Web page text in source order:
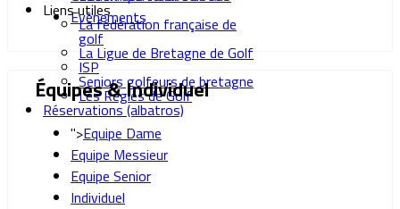
Liens utiles
La fédération française de
golf
La Ligue de Bretagne de Golf
ISP
Seniors golfeurs de bretagne
Les Règles de Golf
Réservations (albatros)
Evènements
Équipes & Individuel
">Equipe Dame
Equipe Messieur
Equipe Senior
Individuel